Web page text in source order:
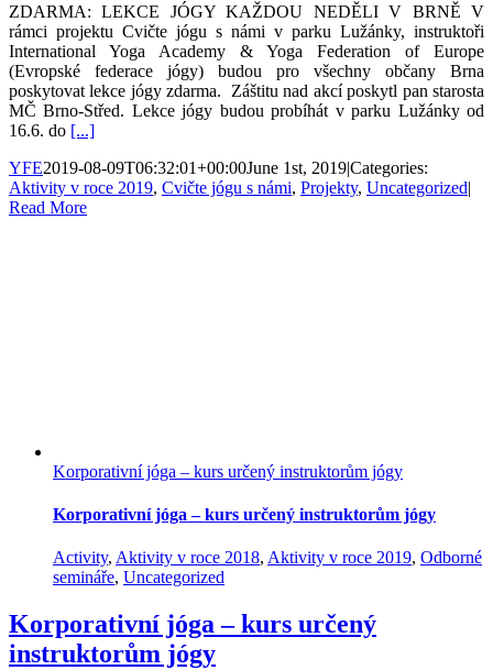
ZDARMA: LEKCE JÓGY KAŽDOU NEDĚLI V BRNĚ V
rámci projektu Cvičte jógu s námi v parku Lužánky, instruktoři
International Yoga Academy & Yoga Federation of Europe
(Evropské federace jógy) budou pro všechny občany Brna
poskytovat lekce jógy zdarma. Záštitu nad akcí poskytl pan starosta
MČ Brno-Střed. Lekce jógy budou probíhát v parku Lužánky od
16.6. do [...]
YFE2019-08-09T06:32:01+00:00June 1st, 2019|Categories:
Aktivity v roce 2019, Cvičte jógu s námi, Projekty, Uncategorized|
Read More
Korporativní jóga – kurs určený instruktorům jógy
Korporativní jóga – kurs určený instruktorům jógy
Activity, Aktivity v roce 2018, Aktivity v roce 2019, Odborné
semináře, Uncategorized
Korporativní jóga – kurs určený
instruktorům jógy